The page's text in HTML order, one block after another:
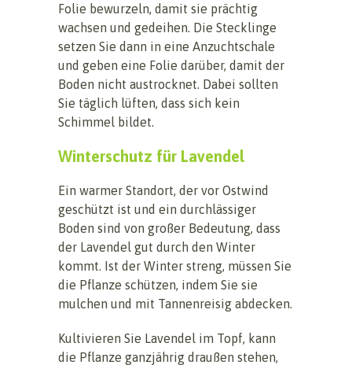
Folie bewurzeln, damit sie prächtig
wachsen und gedeihen. Die Stecklinge
setzen Sie dann in eine Anzuchtschale
und geben eine Folie darüber, damit der
Boden nicht austrocknet. Dabei sollten
Sie täglich lüften, dass sich kein
Schimmel bildet.
Winterschutz für Lavendel
Ein warmer Standort, der vor Ostwind
geschützt ist und ein durchlässiger
Boden sind von großer Bedeutung, dass
der Lavendel gut durch den Winter
kommt. Ist der Winter streng, müssen Sie
die Pflanze schützen, indem Sie sie
mulchen und mit Tannenreisig abdecken.
Kultivieren Sie Lavendel im Topf, kann
die Pflanze ganzjährig draußen stehen,